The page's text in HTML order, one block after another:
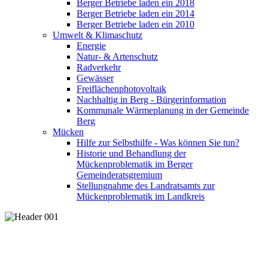
Berger Betriebe laden ein 2018
Berger Betriebe laden ein 2014
Berger Betriebe laden ein 2010
Umwelt & Klimaschutz
Energie
Natur- & Artenschutz
Radverkehr
Gewässer
Freiflächenphotovoltaik
Nachhaltig in Berg - Bürgerinformation
Kommunale Wärmeplanung in der Gemeinde
Berg
Mücken
Hilfe zur Selbsthilfe - Was können Sie tun?
Historie und Behandlung der
Mückenproblematik im Berger
Gemeinderatsgremium
Stellungnahme des Landratsamts zur
Mückenproblematik im Landkreis